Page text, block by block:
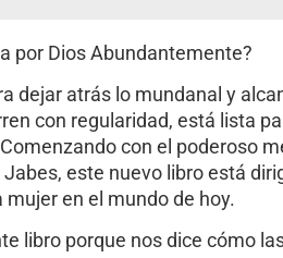
por Dios Abundantemente?
dejar atrás lo mundanal y
con regularidad, está lista
con el poderoso
Jabes, este nuevo libro está
mujer en el mundo de hoy.
libro porque nos dice cómo